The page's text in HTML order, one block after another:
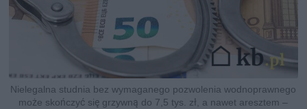
Nielegalna studnia bez wymaganego pozwolenia wodnoprawnego
może skończyć się grzywną do 7,5 tys. zł, a nawet aresztem –